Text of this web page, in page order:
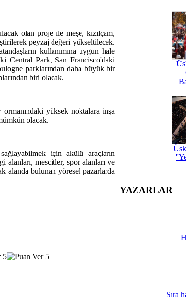
olan proje ile meşe, kızılçam,
peyzaj değeri yükseltilecek.
kullanımına uygun hale
Central Park, San Francisco'daki
parklarından daha büyük bir
biri olacak.
yüksek noktalara inşa
olacak.
için akülü araçların
alanları, mescitler, spor alanları ve
alanda bulunan yöresel pazarlarda
YAZARLAR
Sıra